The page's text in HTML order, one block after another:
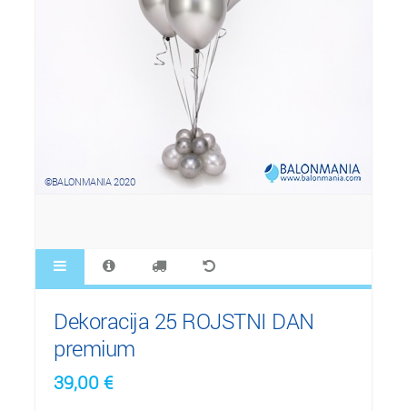
Dekoracija 25 ROJSTNI DAN
premium
39,00€